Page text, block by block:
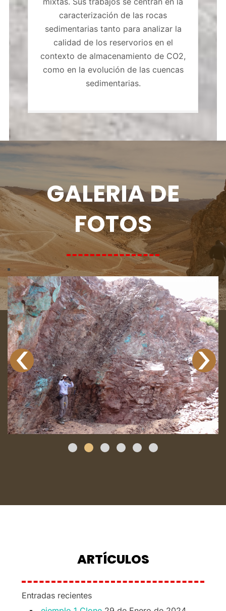
caracterización de las rocas
sedimentarias tanto para analizar la
calidad de los reservorios en el
contexto de almacenamiento de CO2,
como en la evolución de las cuencas
sedimentarias.
GALERIA DE
FOTOS
‹ ›
ARTÍCULOS
Entradas recientes